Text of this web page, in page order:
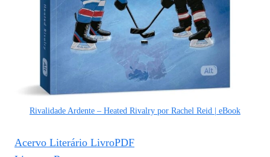
Rivalidade Ardente – Heated Rivalry por Rachel Reid | eBook
Acervo Literário LivroPDF